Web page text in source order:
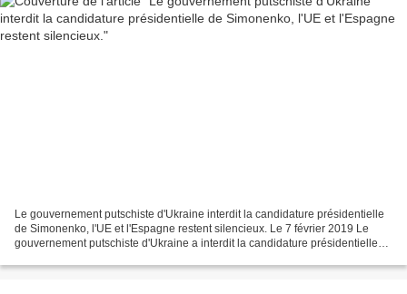
Le gouvernement putschiste d'Ukraine interdit la candidature présidentielle
de Simonenko, l'UE et l'Espagne restent silencieux. Le 7 février 2019 Le
gouvernement putschiste d'Ukraine a interdit la candidature présidentielle